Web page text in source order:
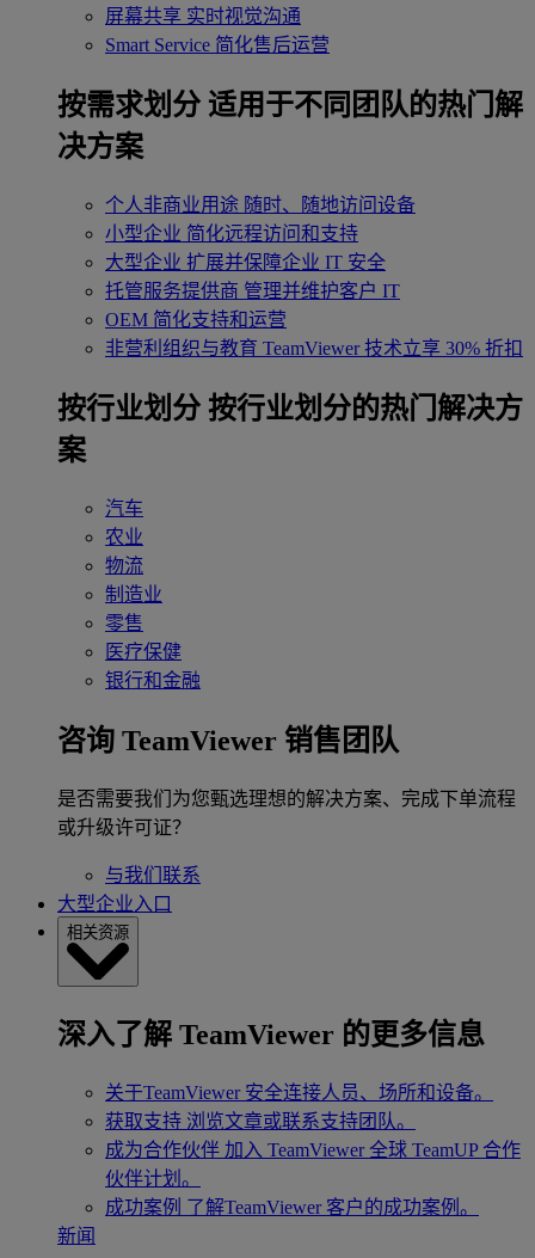
屏幕共享 实时视觉沟通
Smart Service 简化售后运营
按需求划分 适用于不同团队的热门解
决方案
个人非商业用途 随时、随地访问设备
小型企业 简化远程访问和支持
大型企业 扩展并保障企业 IT 安全
托管服务提供商 管理并维护客户 IT
OEM 简化支持和运营
非营利组织与教育 TeamViewer 技术立享 30% 折扣
‌按行业划分 按行业划分的热门解决方
案
汽车
农业
物流
制造业
零售
医疗保健
银行和金融
咨询 TeamViewer 销售团队
是否需要我们为您甄选理想的解决方案、完成下单流程
或升级许可证？
与我们联系
大型企业入口
相关资源
深入了解 TeamViewer 的更多信息
关于TeamViewer 安全连接人员、场所和设备。
获取支持 浏览文章或联系支持团队。
成为合作伙伴 加入 TeamViewer 全球 TeamUP 合作
伙伴计划。
成功案例 了解TeamViewer 客户的成功案例。
新闻